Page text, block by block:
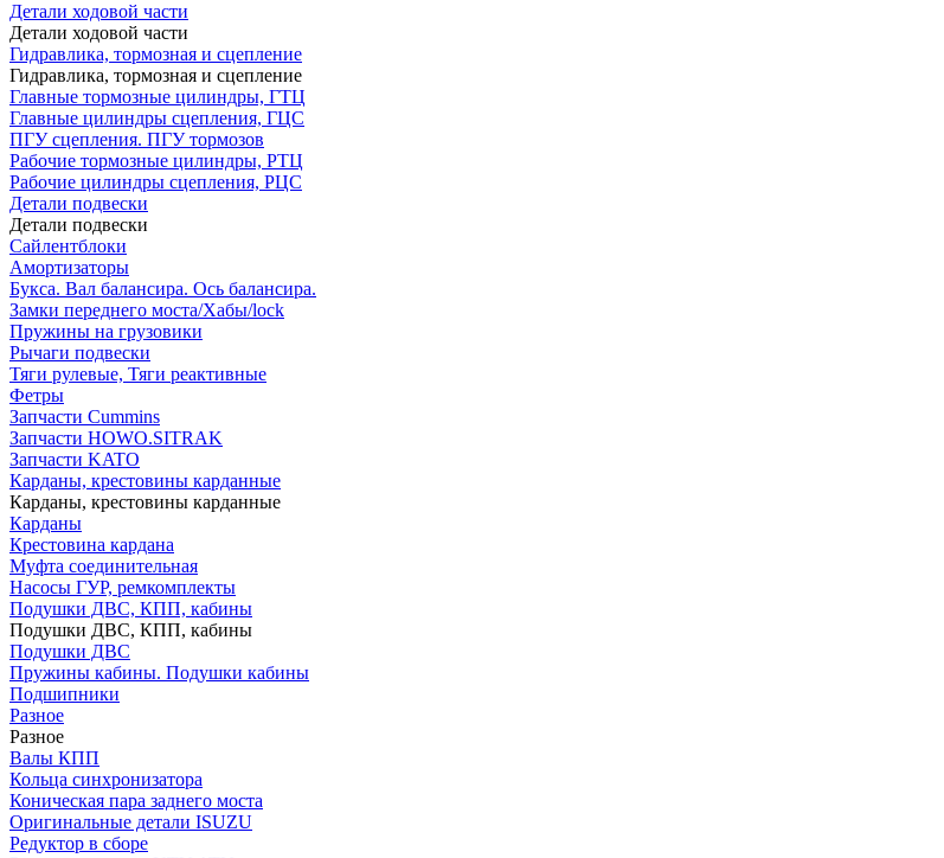
Детали ходовой части
Детали ходовой части
Гидравлика, тормозная и сцепление
Гидравлика, тормозная и сцепление
Главные тормозные цилиндры, ГТЦ
Главные цилиндры сцепления, ГЦС
ПГУ сцепления. ПГУ тормозов
Рабочие тормозные цилиндры, РТЦ
Рабочие цилиндры сцепления, РЦС
Детали подвески
Детали подвески
Cайлентблоки
Амортизаторы
Букса. Вал балансира. Ось балансира.
Замки переднего моста/Хабы/lock
Пружины на грузовики
Рычаги подвески
Тяги рулевые, Тяги реактивные
Фетры
Запчасти Cummins
Запчасти HOWO.SITRAK
Запчасти KATO
Карданы, крестовины карданные
Карданы, крестовины карданные
Карданы
Крестовина кардана
Муфта соединительная
Насосы ГУР, ремкомплекты
Подушки ДВС, КПП, кабины
Подушки ДВС, КПП, кабины
Подушки ДВС
Пружины кабины. Подушки кабины
Подшипники
Разное
Разное
Валы КПП
Кольца синхронизатора
Коническая пара заднего моста
Оригинальные детали ISUZU
Редуктор в сборе